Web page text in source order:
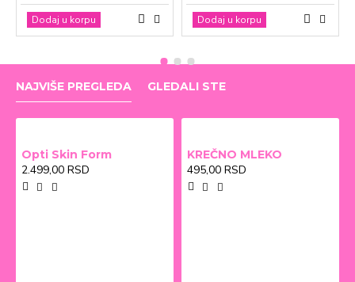
Dodaj u korpu Dodaj u korpu
NAJVIŠE PREGLEDA GLEDALI STE
Opti Skin Form
2.499,00 RSD
KREČNO MLEKO
495,00 RSD